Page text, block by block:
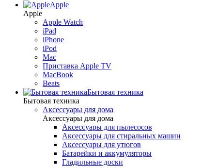
Apple
Apple
Apple Watch
iPad
iPhone
iPod
Mac
Приставка Apple TV
MacBook
Beats
Бытовая техника
Бытовая техника
Аксессуары для дома
Аксессуары для дома
Аксессуары для пылесосов
Аксессуары для стиральных машин
Аксессуары для утюгов
Батарейки и аккумуляторы
Гладильные доски